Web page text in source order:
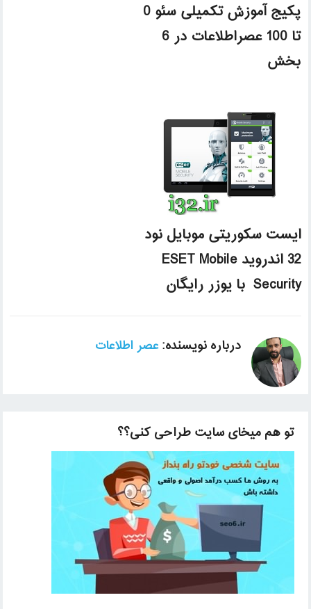
پکیج آموزش تکمیلی سئو 0
تا 100 عصراطلاعات در 6
بخش
ایست سکوریتی موبایل نود
32 اندروید ESET Mobile
Security با یوزر رایگان
درباره نویسنده:عصر اطلاعات
تو هم میخای سایت طراحی کنی؟؟